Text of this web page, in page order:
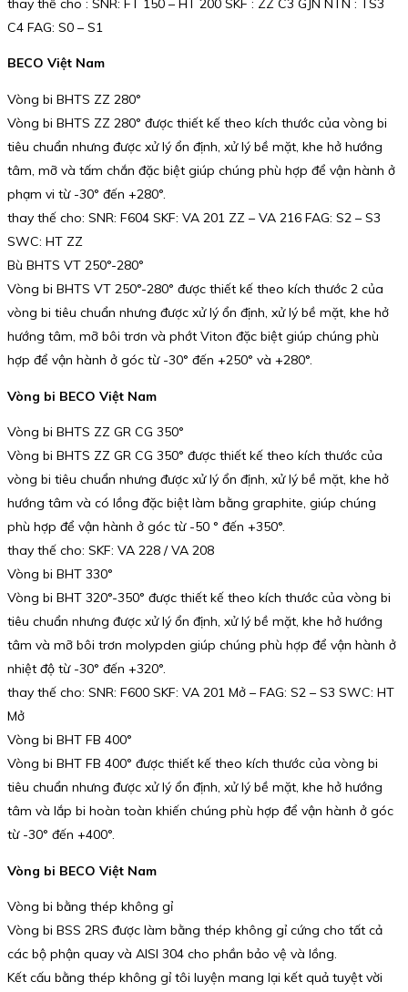
thay thế cho : SNR: FT 150 – HT 200 SKF : ZZ C3 GJN NTN : TS3
C4 FAG: S0 – S1
BECO Việt Nam
Vòng bi BHTS ZZ 280°
Vòng bi BHTS ZZ 280° được thiết kế theo kích thước của vòng bi
tiêu chuẩn nhưng được xử lý ổn định, xử lý bề mặt, khe hở hướng
tâm, mỡ và tấm chắn đặc biệt giúp chúng phù hợp để vận hành ở
phạm vi từ -30° đến +280°.
thay thế cho: SNR: F604 SKF: VA 201 ZZ – VA 216 FAG: S2 – S3
SWC: HT ZZ
Bù BHTS VT 250°-280°
Vòng bi BHTS VT 250°-280° được thiết kế theo kích thước 2 của
vòng bi tiêu chuẩn nhưng được xử lý ổn định, xử lý bề mặt, khe hở
hướng tâm, mỡ bôi trơn và phớt Viton đặc biệt giúp chúng phù
hợp để vận hành ở góc từ -30° đến +250° và +280°.
Vòng bi BECO Việt Nam
Vòng bi BHTS ZZ GR CG 350°
Vòng bi BHTS ZZ GR CG 350° được thiết kế theo kích thước của
vòng bi tiêu chuẩn nhưng được xử lý ổn định, xử lý bề mặt, khe hở
hướng tâm và có lồng đặc biệt làm bằng graphite, giúp chúng
phù hợp để vận hành ở góc từ -50 ° đến +350°.
thay thế cho: SKF: VA 228 / VA 208
Vòng bi BHT 330°
Vòng bi BHT 320°-350° được thiết kế theo kích thước của vòng bi
tiêu chuẩn nhưng được xử lý ổn định, xử lý bề mặt, khe hở hướng
tâm và mỡ bôi trơn molypden giúp chúng phù hợp để vận hành ở
nhiệt độ từ -30° đến +320°.
thay thế cho: SNR: F600 SKF: VA 201 Mở – FAG: S2 – S3 SWC: HT
Mở
Vòng bi BHT FB 400°
Vòng bi BHT FB 400° được thiết kế theo kích thước của vòng bi
tiêu chuẩn nhưng được xử lý ổn định, xử lý bề mặt, khe hở hướng
tâm và lắp bi hoàn toàn khiến chúng phù hợp để vận hành ở góc
từ -30° đến +400°.
Vòng bi BECO Việt Nam
Vòng bi bằng thép không gỉ
Vòng bi BSS 2RS được làm bằng thép không gỉ cứng cho tất cả
các bộ phận quay và AISI 304 cho phần bảo vệ và lồng.
Kết cấu bằng thép không gỉ tôi luyện mang lại kết quả tuyệt vời